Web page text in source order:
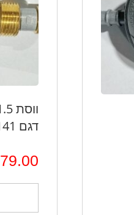
דגם 10141
79.00